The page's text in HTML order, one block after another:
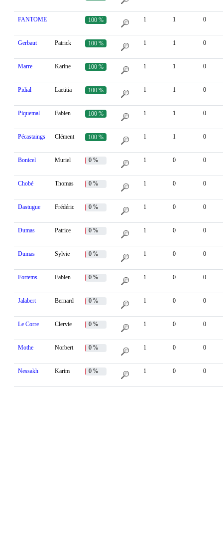
FANTOME 100 % 1 1 0
Gerbaut Patrick 100 % 1 1 0
Marre Karine 100 % 1 1 0
Pidial Laetitia 100 % 1 1 0
Piquemal Fabien 100 % 1 1 0
Pécastaings Clément 100 % 1 1 0
Bonicel Muriel 0 % 1 0 0
Chobé Thomas 0 % 1 0 0
Dastugue Frédéric 0 % 1 0 0
Dumas Patrice 0 % 1 0 0
Dumas Sylvie 0 % 1 0 0
Fortems Fabien 0 % 1 0 0
Jalabert Bernard 0 % 1 0 0
Le Corre Clervie 0 % 1 0 0
Mothe Norbert 0 % 1 0 0
Nessakh Karim 0 % 1 0 0